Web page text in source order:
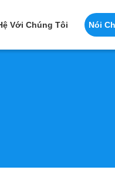
Với Chúng Tôi Nói